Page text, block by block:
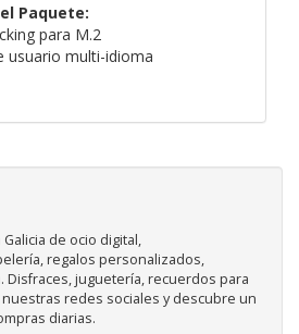
Paquete:
para M.2
usuario multi-idioma
de ocio digital,
regalos personalizados,
Disfraces, juguetería, recuerdos para
redes sociales y descubre un
diarias.